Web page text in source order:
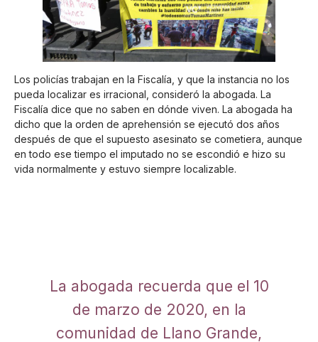
Los policías trabajan en la Fiscalía, y que la instancia no los
pueda localizar es irracional, consideró la abogada. La
Fiscalía dice que no saben en dónde viven. La abogada ha
dicho que la orden de aprehensión se ejecutó dos años
después de que el supuesto asesinato se cometiera, aunque
en todo ese tiempo el imputado no se escondió e hizo su
vida normalmente y estuvo siempre localizable.
La abogada recuerda que el 10
de marzo de 2020, en la
comunidad de Llano Grande,